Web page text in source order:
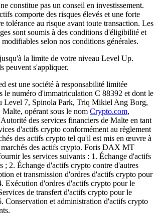
constitue pas un conseil en investissement.
comporte des risques élevés et une forte
tolérance au risque avant toute transaction. Les
sont soumis à des conditions d'éligibilité et
selon nos conditions générales.
la limite de votre niveau Level Up.
peuvent s'appliquer.
une société à responsabilité limitée
le numéro d'immatriculation C 88392 et dont le
Level 7, Spinola Park, Triq Mikiel Ang Borg,
opérant sous le nom Crypto.com,
des services financiers de Malte en tant
d'actifs crypto conformément au règlement
des actifs crypto tel qu'il est mis en œuvre à
des actifs crypto. Foris DAX MT
les services suivants : 1. Échange d'actifs
; 2. Échange d'actifs crypto contre d'autres
et transmission d'ordres d'actifs crypto pour
Exécution d'ordres d'actifs crypto pour le
de transfert d'actifs crypto pour le
Conservation et administration d'actifs crypto